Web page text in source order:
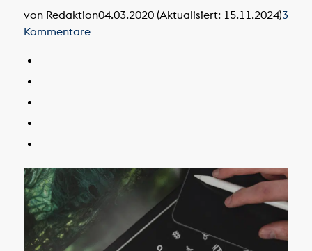
von Redaktion04.03.2020 (Aktualisiert: 15.11.2024)3
Kommentare